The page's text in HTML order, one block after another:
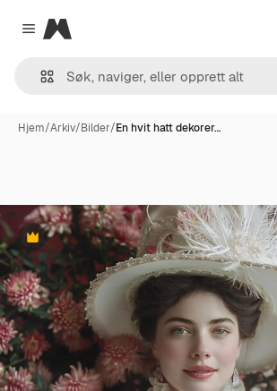
Close menu
Magnific
Hjem/Arkiv/Bilder/En hvit hatt dekorer…
Premium